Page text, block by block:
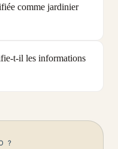
comme jardinier
t-il les informations
?